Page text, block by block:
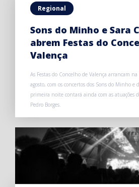
Regional
Sons do Minho e Sara
abrem Festas do
Valença
As Festas do Concelho de Valença arrancam
agosto, com os concertos dos Sons do Minho e
primeira noite contará ainda com as atuações
Pedro Borges.